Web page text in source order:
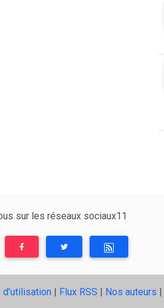
sur les réseaux sociaux11
d’utilisation| Flux RSS | Nos auteurs |